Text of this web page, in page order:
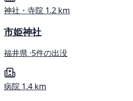
神社・寺院 1.2 km
市姫神社
福井県 ·5件の出没
病院 1.4 km